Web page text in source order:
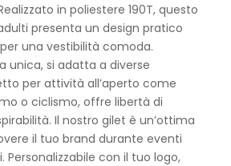
in poliestere 190T, questo
presenta un design pratico
una vestibilità comoda.
unica, si adatta a diverse
per attività all’aperto come
o ciclismo, offre libertà di
Il nostro gilet è un’ottima
il tuo brand durante eventi
Personalizzabile con il tuo logo,